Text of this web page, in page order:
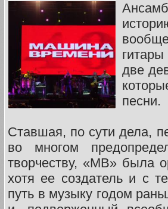
две
песни.
Ставшая, по сути дела,
во многом
творчеству, «МВ» была
хотя ее создатель и с
путь в музыку годом